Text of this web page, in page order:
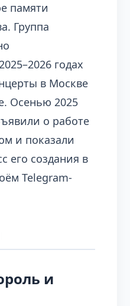
памяти
Группа
годах
в Москве
Осенью 2025
о работе
и показали
его создания в
Telegram-
и